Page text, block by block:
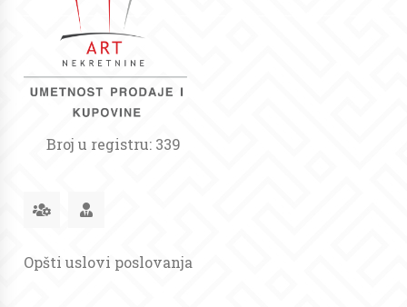
Broj u registru: 339
Opšti uslovi poslovanja